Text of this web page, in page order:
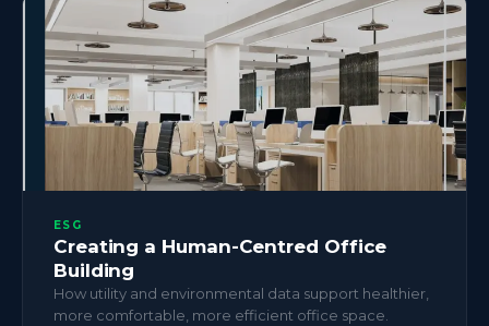
ESG
Creating a Human-Centred Office
Building
How utility and environmental data support healthier,
more comfortable, more efficient office space.